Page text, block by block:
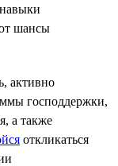
шансы
активно
господдержки,
а также
откликаться